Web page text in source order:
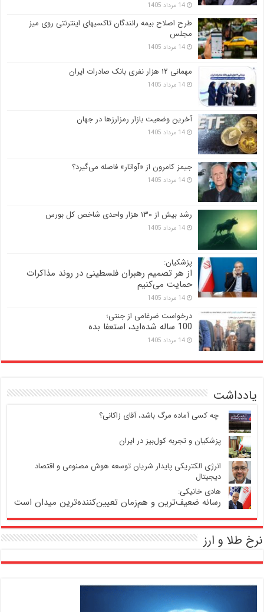
14 مرداد 1405
طرح اصلاح بیمه رانندگان تاکسیهای اینترنتی روی میز
مجلس
14 مرداد 1405
مهمانی ۱۲ هزار نفری بانک صادرات ایران
14 مرداد 1405
آخرین وضعیت بازار رمزارزها در جهان
14 مرداد 1405
جیمز کامرون از «آواتار» فاصله می‌گیرد؟
14 مرداد 1405
رشد بیش از ۱۳۰ هزار واحدی شاخص کل بورس
14 مرداد 1405
پزشکیان:
از هر تصمیم رهبران فلسطینی در روند مذاکرات
حمایت می‌کنیم
14 مرداد 1405
درخواست ضرغامی از جنتی؛
100 ساله شده‌اید، استعفا بده
14 مرداد 1405
یادداشت
‍ چه کسی آماده مرگ باشد، آقای زاکانی؟
پزشکیان و تجربه کول‌بیز در ایران
انرژی الکتریکی پایدار شریان توسعه هوش مصنوعی و اقتصاد
دیجیتال
هادی خانیکی:
رسانه ضعیف‌ترین و هم‌زمان تعیین‌کننده‌ترین میدان است
نرخ طلا و ارز